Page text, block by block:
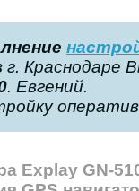
г. Краснодаре
. Евгений.
Explay GN-